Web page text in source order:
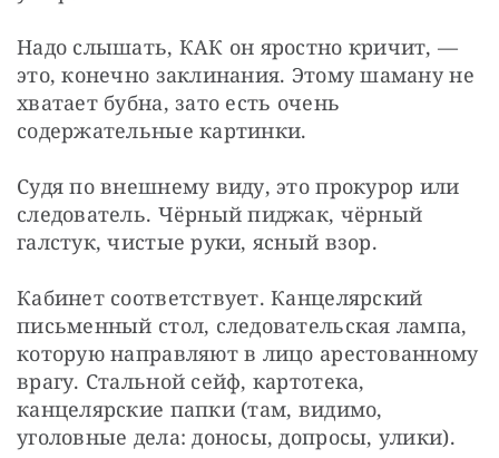
Надо слышать, КАК он яростно кричит, —
это, конечно заклинания. Этому шаману не
хватает бубна, зато есть очень
содержательные картинки.
Судя по внешнему виду, это прокурор или
следователь. Чёрный пиджак, чёрный
галстук, чистые руки, ясный взор.
Кабинет соответствует. Канцелярский
письменный стол, следовательская лампа,
которую направляют в лицо арестованному
врагу. Стальной сейф, картотека,
канцелярские папки (там, видимо,
уголовные дела: доносы, допросы, улики).